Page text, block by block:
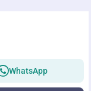
WhatsApp